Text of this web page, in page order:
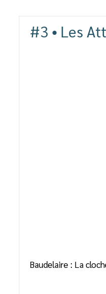
#3 • Les
Baudelaire : La